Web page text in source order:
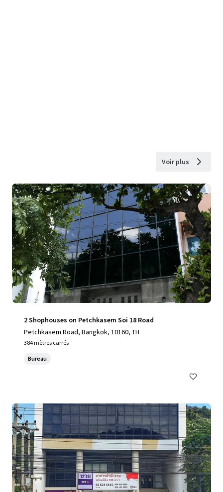
Voir plus
2 Shophouses on Petchkasem Soi 18 Road
Petchkasem Road, Bangkok, 10160, TH
384 mètres carrés
Bureau